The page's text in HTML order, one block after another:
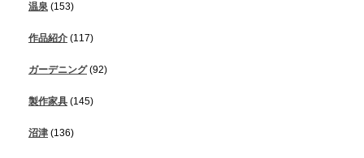
温泉 (153)
作品紹介 (117)
ガーデニング(92)
製作家具 (145)
沼津 (136)